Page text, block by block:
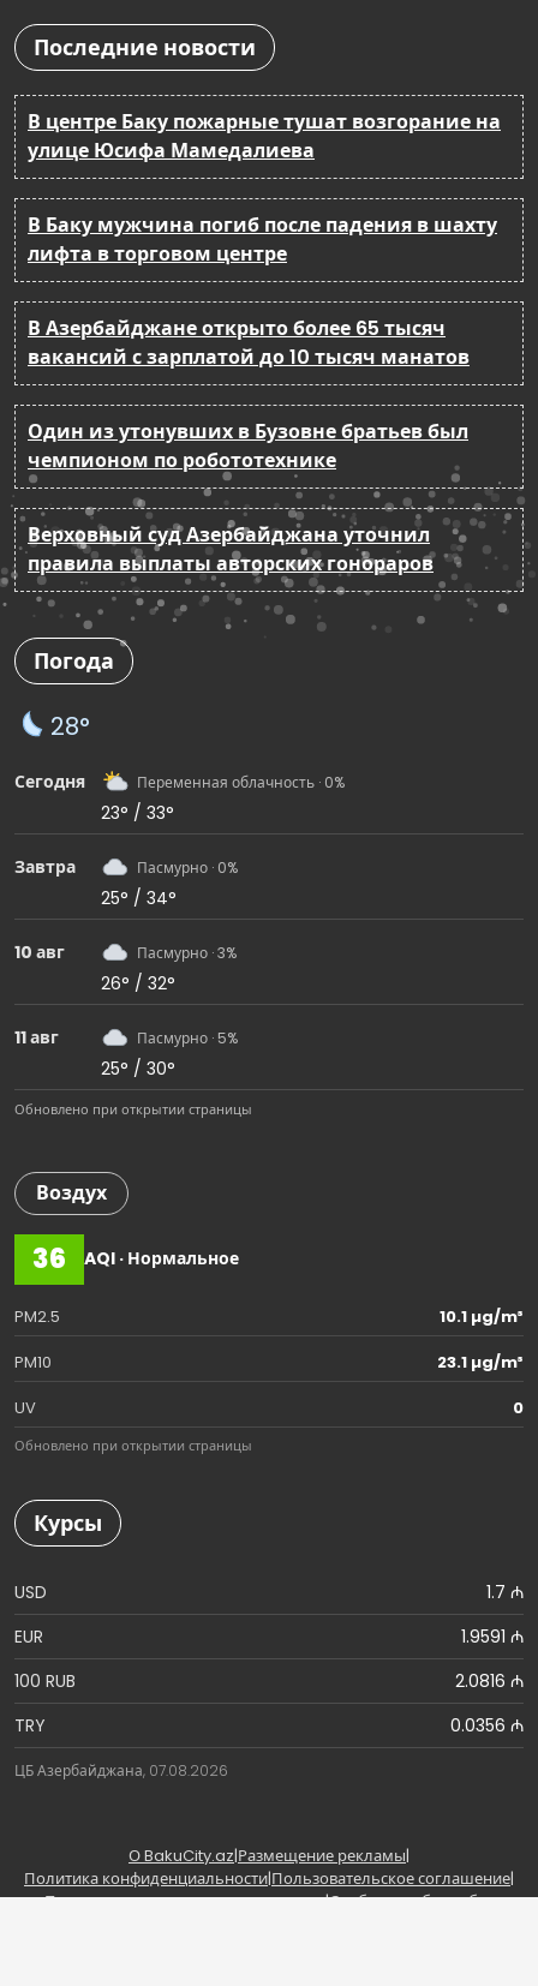
Последние новости
В центре Баку пожарные тушат возгорание на
улице Юсифа Мамедалиева
В Баку мужчина погиб после падения в шахту
лифта в торговом центре
В Азербайджане открыто более 65 тысяч
вакансий с зарплатой до 10 тысяч манатов
Один из утонувших в Бузовне братьев был
чемпионом по робототехнике
Верховный суд Азербайджана уточнил
правила выплаты авторских гонораров
Погода
28°
Сегодня Переменная облачность · 0%
23° / 33°
Завтра Пасмурно · 0%
25° / 34°
10 авг Пасмурно · 3%
26° / 32°
11 авг Пасмурно · 5%
25° / 30°
Обновлено при открытии страницы
Воздух
36 AQI · Нормальное
PM2.5
10.1 µg/m³
PM10
23.1 µg/m³
UV
0
Обновлено при открытии страницы
Курсы
USD
1.7 ₼
EUR
1.9591 ₼
100 RUB
2.0816 ₼
TRY
0.0356 ₼
ЦБ Азербайджана, 07.08.2026
О BakuCity.az|Размещение рекламы|
Политика конфиденциальности|Пользовательское соглашение|
Правила использования материалов|Сообщить об ошибке